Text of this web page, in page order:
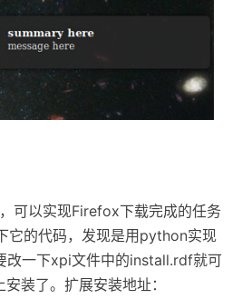
可以实现Firefox下载完成的任务
它的代码，发现是用python实现
改一下xpi文件中的install.rdf就可
装了。扩展安装地址：